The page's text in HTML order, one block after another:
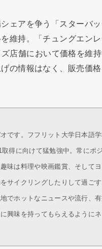
ェアを争う「スターバ
維持。「チュングエン
店舗において価格を維
の情報はなく、販売価
です。フフリット大学日本語
取得に向けて猛勉強中。常にポ
味は料理や映画鑑賞、そして
サイクリングしたりして過ご
でホットなニュースや流行、
興味を持ってもらえるように